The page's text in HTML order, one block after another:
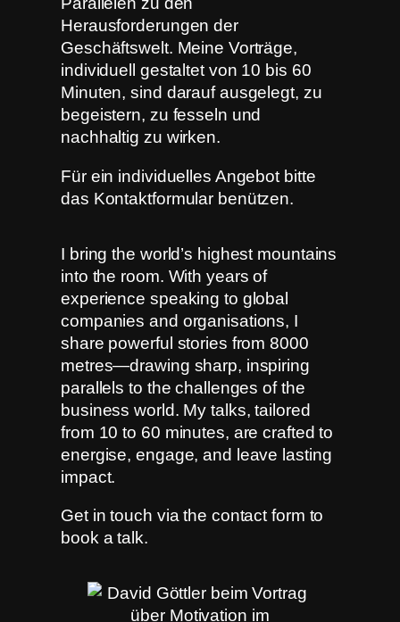
Herausforderungen der
Geschäftswelt. Meine Vorträge,
individuell gestaltet von 10 bis 60
Minuten, sind darauf ausgelegt, zu
begeistern, zu fesseln und
nachhaltig zu wirken.
Für ein individuelles Angebot bitte
das Kontaktformular benützen.
I bring the world’s highest mountains
into the room. With years of
experience speaking to global
companies and organisations, I
share powerful stories from 8000
metres—drawing sharp, inspiring
parallels to the challenges of the
business world. My talks, tailored
from 10 to 60 minutes, are crafted to
energise, engage, and leave lasting
impact.
Get in touch via the contact form to
book a talk.